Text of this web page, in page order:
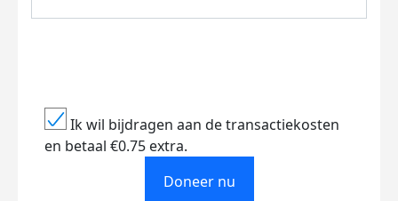
Ik wil bijdragen aan de transactiekosten
en betaal €0.75 extra.
Doneer nu